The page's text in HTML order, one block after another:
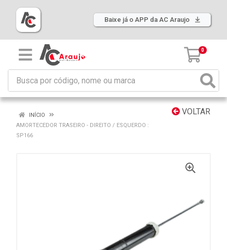
Baixe já o APP da AC Araujo
0
VOLTAR
INÍCIO
AMORTECEDOR TRASEIRO - DIREITO / ESQUERDO :
SP166